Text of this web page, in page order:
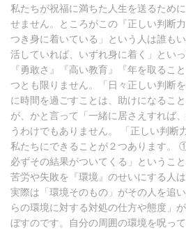
私たちが祝福に満ちた人生を送るため
せません。ところがこの『正しい判断
つき身に着いている」という人は誰も
活していれば、いずれ身に着く」とい
『勇敢さ』『高い教育』『年を取るこ
つとも限りません。「日々正しい判断
に時間を過ごすことは、助けになるこ
が、かと言って「一緒に居さえすれば
うわけでもありません。 「正しい判断
私たちにできることが２つあります。
必ずその結果がついてくる」というこ
苦労や失敗を『環境』のせいにする人
実際は「環境そのもの」がその人を追
らの環境に対する対処の仕方や態度」
ぼすのです。自分の周囲の環境を呪っ